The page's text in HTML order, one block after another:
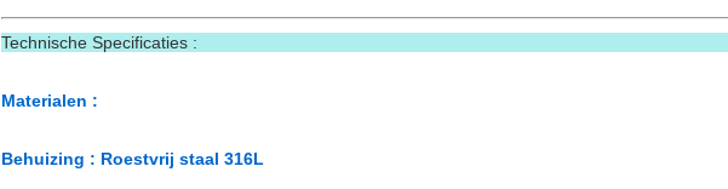
Technische
Materialen :
Behuizing : Roestvrij staal 316L